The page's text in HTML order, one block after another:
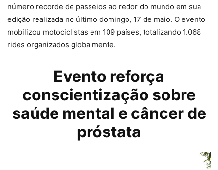
número recorde de passeios ao redor do mundo em sua
edição realizada no último domingo, 17 de maio. O evento
mobilizou motociclistas em 109 países, totalizando 1.068
rides organizados globalmente.
Evento reforça
conscientização sobre
saúde mental e câncer de
próstata